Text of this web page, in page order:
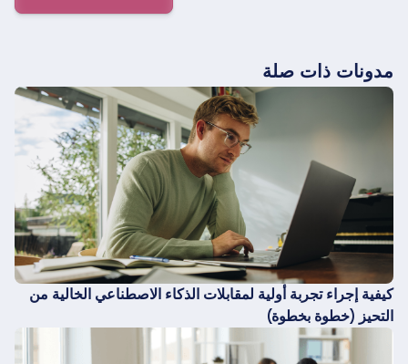
مدونات ذات صلة
كيفية إجراء تجربة أولية لمقابلات الذكاء الاصطناعي الخالية من
التحيز (خطوة بخطوة)